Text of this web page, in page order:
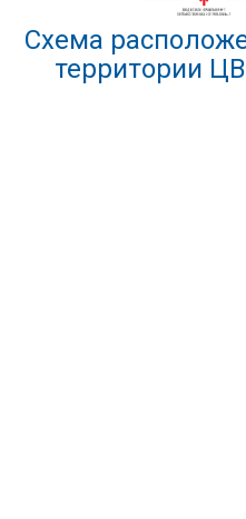
Схема
территории